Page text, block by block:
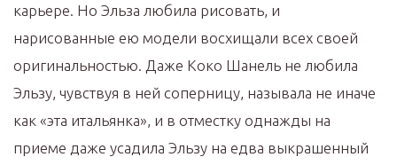
карьере. Но Эльза любила рисовать, и
нарисованные ею модели восхищали всех своей
оригинальностью. Даже Коко Шанель не любила
Эльзу, чувствуя в ней соперницу, называла не иначе
как «эта итальянка», и в отместку однажды на
приеме даже усадила Эльзу на едва выкрашенный